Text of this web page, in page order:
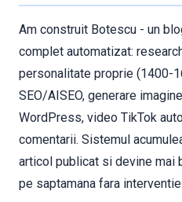
Am construit Botescu - un
complet automatizat:
personalitate proprie (1400-
SEO/AISEO, generare
WordPress, video TikTok
comentarii. Sistemul
articol publicat si devine mai
pe saptamana fara interventie